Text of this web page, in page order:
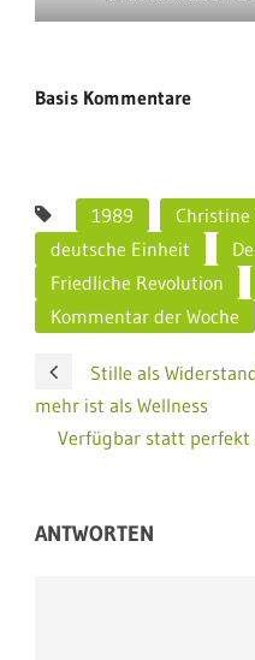
Basis Kommentare
1989
deutsche Einheit
Friedliche Revolution
Kommentar der Woche
Stille als
mehr ist als Wellness
Verfügbar statt perfekt
ANTWORTEN